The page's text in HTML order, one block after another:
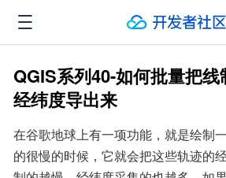
QGIS系列40-如何批量把
经纬度导出来
在谷歌地球上有一项功能，就是绘制
的很慢的时候，它就会把这些轨迹的